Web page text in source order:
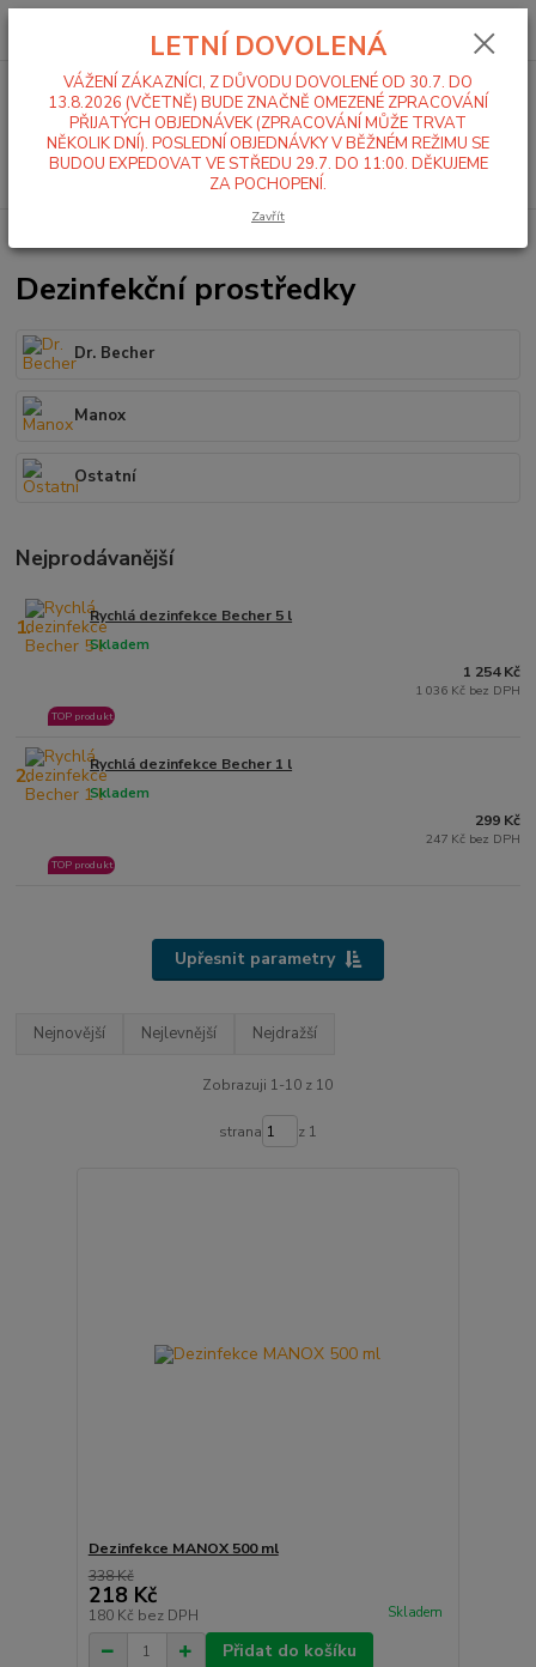
Menu
Hledat
0,00 Kč
Dezinfekční prostředky
Dr. Becher
Manox
Ostatní
Nejprodávanější
1. Rychlá dezinfekce Becher 5 l
Skladem
TOP produkt
1 254 Kč
1 036 Kč bez DPH
2. Rychlá dezinfekce Becher 1 l
Skladem
TOP produkt
299 Kč
247 Kč bez DPH
Upřesnit parametry
Nejnovější Nejlevnější Nejdražší
Zobrazuji 1-10 z 10
strana z 1
Dezinfekce MANOX 500 ml
338 Kč
218 Kč
180 Kč bez DPH Skladem
Přidat do košíku
LETNÍ DOVOLENÁ
VÁŽENÍ ZÁKAZNÍCI, Z DŮVODU DOVOLENÉ OD 30.7. DO
13.8.2026 (VČETNĚ) BUDE ZNAČNĚ OMEZENÉ ZPRACOVÁNÍ
PŘIJATÝCH OBJEDNÁVEK (ZPRACOVÁNÍ MŮŽE TRVAT
NĚKOLIK DNÍ). POSLEDNÍ OBJEDNÁVKY V BĚŽNÉM REŽIMU SE
BUDOU EXPEDOVAT VE STŘEDU 29.7. DO 11:00. DĚKUJEME
ZA POCHOPENÍ.
Zavřít